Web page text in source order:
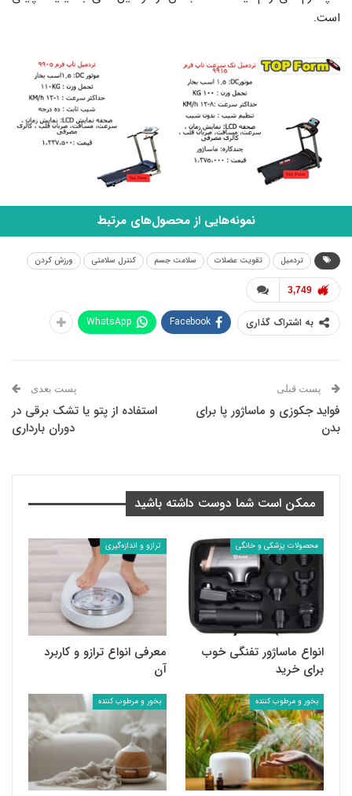
است.
نمونه‌هایی از محصول‌های مرتبط
تردمیل تقویت عضلات سلامت جسم کنترل سلامتی ورزش کردن
3,749
به اشتراک گذاری Facebook
WhatsApp
پست قبلی
فواید جکوزی و ماساژور پا برای
بدن
پست بعدی
استفاده از پتو یا تشک برقی در
دوران بارداری
ممکن است شما دوست داشته باشید
محصولات پزشکی و خانگی
انواع ماساژور تفنگی خوب
برای خرید
ترازو و اندازه‌گیری
معرفی انواع ترازو و کاربرد
آن
بخور و مرطوب کننده بخور و مرطوب کننده